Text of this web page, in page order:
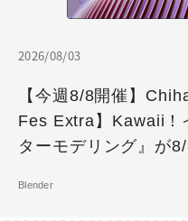
2026/08/03
【今週8/8開催】
Fes Extra】Kawaii！
ターモデリング』が
Blender